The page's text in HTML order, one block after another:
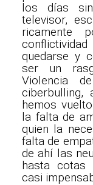
los días
televisor,
ricamente
quedarse y
ser un
Violencia
ciberbulling,
hemos
la falta de
quien la
falta de
de ahí las
hasta cotas
casi